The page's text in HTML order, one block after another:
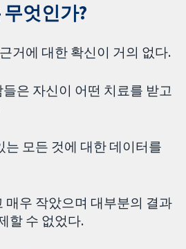
엇인가?
거에 대한 확신이 거의 없다.
은 자신이 어떤 치료를 받고
는 모든 것에 대한 데이터를
매우 작았으며 대부분의 결과
할 수 없었다.